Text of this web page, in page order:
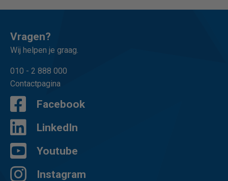
Vragen?
Wij helpen je graag.
010 - 2 888 000
Contactpagina
Facebook
LinkedIn
Youtube
Instagram